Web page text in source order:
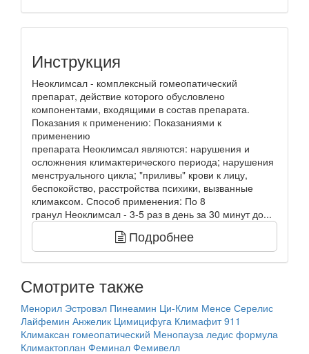
Инструкция
Неоклимсал - комплексный гомеопатический
препарат, действие которого обусловлено
компонентами, входящими в состав препарата.
Показания к применению: Показаниями к
применению
препарата Неоклимсал являются: нарушения и
осложнения климактерического периода; нарушения
менструального цикла; "приливы" крови к лицу,
беспокойство, расстройства психики, вызванные
климаксом. Способ применения: По 8
гранул Неоклимсал - 3-5 раз в день за 30 минут до...
Подробнее
Смотрите также
Менорил Эстровэл Пинеамин Ци-Клим Менсе Серелис
Лайфемин Анжелик Цимицифуга Климафит 911
Климаксан гомеопатический Менопауза ледис формула
Климактоплан Феминал Фемивелл